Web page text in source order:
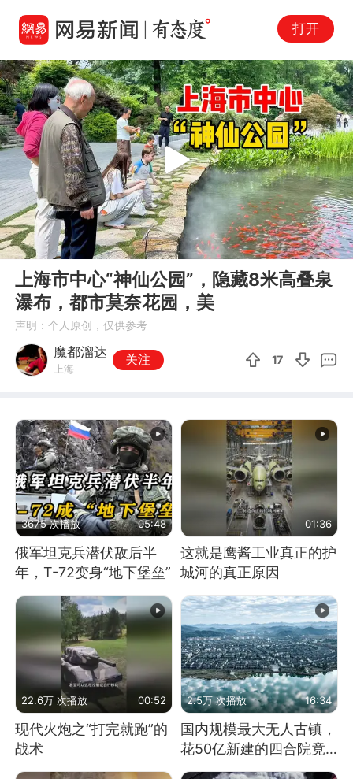
打开
00:00 11:53
Play
上海市中心“神仙公园”，隐藏8米高叠泉
瀑布，都市莫奈花园，美
声明：个人原创，仅供参考
魔都溜达
上海
关注 17
3675 次播放 05:48
俄军坦克兵潜伏敌后半
年，T-72变身“地下堡垒”
01:36
这就是鹰酱工业真正的护
城河的真正原因
22.6万 次播放 00:52
现代火炮之“打完就跑”的
战术
2.5万 次播放 16:34
国内规模最大无人古镇，
花50亿新建的四合院竟
没人住，发生了啥